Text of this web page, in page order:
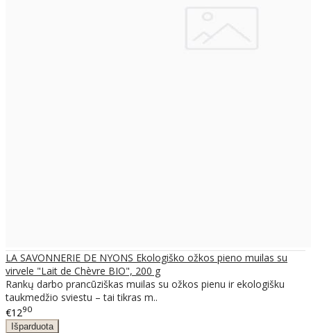
LA SAVONNERIE DE NYONS Ekologiško ožkos pieno muilas su
virvele "Lait de Chèvre BIO", 200 g
Rankų darbo prancūziškas muilas su ožkos pienu ir ekologišku
taukmedžio sviestu – tai tikras m..
€1290